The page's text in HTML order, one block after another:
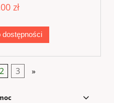
zł
dostępności
2 3 »